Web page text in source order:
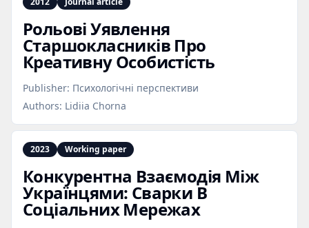
Рольові Уявлення
Старшокласників Про
Креативну Особистість
Publisher: Психологічні перспективи
Authors: Lidiia Chorna
2023 Working paper
Конкурентна Взаємодія Між
Українцями: Сварки В
Соціальних Мережах